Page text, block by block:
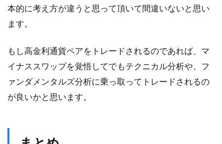
本的に考え方が違うと思って頂いて間違いないと思い
ます。
もし高金利通貨ペアをトレードされるのであれば、マ
イナススワップを覚悟してでもテクニカル分析や、フ
ァンダメンタルズ分析に乗っ取ってトレードされるの
が良いかと思います。